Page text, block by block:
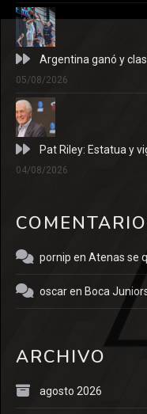
Argentina ganó y
05/08/2026
Pat Riley: Estatua y
04/08/2026
pornip en Atenas se
oscaren Boca
ARCHIVO
agosto 2026